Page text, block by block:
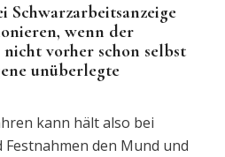
Schwarzarbeitsanzeige
wenn der
vorher schon selbst
unüberlegte
kann hält also bei
den Mund und